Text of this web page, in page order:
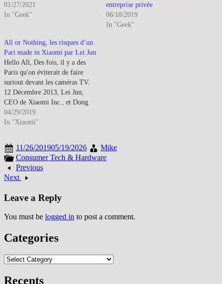
01/27/2021
In "Geek"
entreprise privée
06/18/2019
In "Geek"
All or Nothing, les risques d’un
Pari made in Xiaomi par Lei Jun
Hello All, Des fois, il y a des
Paris qu'on éviterait de faire
surtout devant les caméras TV.
12 Décembre 2013, Lei Jun,
CEO de Xiaomi Inc., et Dong
Mingzhu, chairwoman de Gree
Electric se retrouvent tous les 2
produit :Tous les…
04/29/2019
In "Xiaomi"
11/26/201905/19/2026
Mike
Consumer Tech & Hardware
Previous
Next
Leave a Reply
You must be logged in to post a comment.
Categories
Categories
Recents